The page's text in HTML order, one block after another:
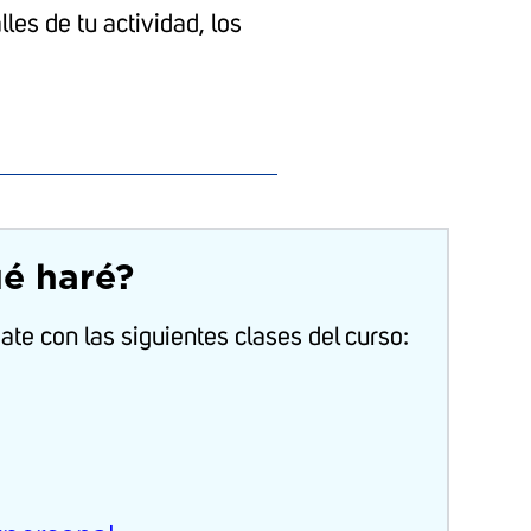
de tu actividad, los
haré?
con las siguientes clases del curso: